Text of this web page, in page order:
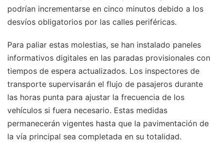
podrían incrementarse en cinco minutos debido a los
desvíos obligatorios por las calles periféricas.
Para paliar estas molestias, se han instalado paneles
informativos digitales en las paradas provisionales con
tiempos de espera actualizados. Los inspectores de
transporte supervisarán el flujo de pasajeros durante
las horas punta para ajustar la frecuencia de los
vehículos si fuera necesario. Estas medidas
permanecerán vigentes hasta que la pavimentación de
la vía principal sea completada en su totalidad.